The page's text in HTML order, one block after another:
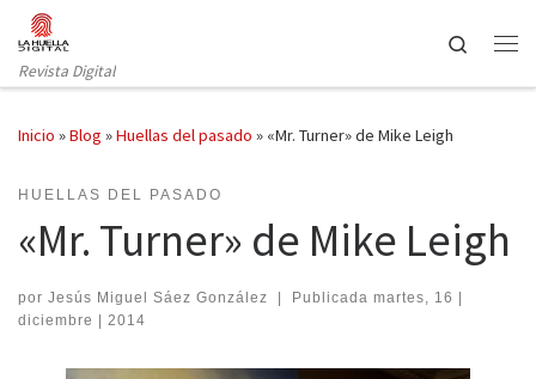
Saltar al contenido
Revista Digital
Search
Inicio »Blog »Huellas del pasado » «Mr. Turner» de Mike Leigh
HUELLAS DEL PASADO
«Mr. Turner» de Mike Leigh
por Jesús Miguel Sáez González | Publicada martes, 16 |
diciembre | 2014